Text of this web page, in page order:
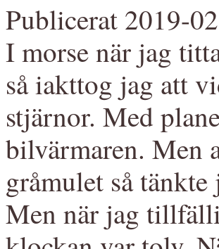
Publicerat 2019-
I morse när jag
så iakttog jag att
stjärnor. Med
bilvärmaren. Men
gråmulet så
Men när jag